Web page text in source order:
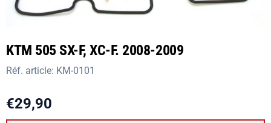
KTM 505 SX-F, XC-F. 2008-2009
Réf. article: KM-0101
€29,90